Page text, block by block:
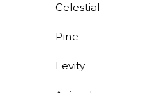
Celestial
Pine
Levity